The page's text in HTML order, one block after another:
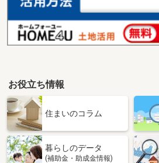
お役立ち情報
住まいのコラム
暮らしのデータ
(補助金・助成金情報)